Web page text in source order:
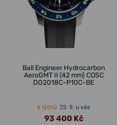
Ball Engineer Hydrocarbon
AeroGMT II (42 mm) COSC
DG2018C-P10C-BE
6 týdnů 23. 9. u vás
93 400 Kč